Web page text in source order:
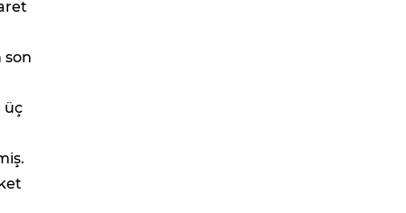
son
üç